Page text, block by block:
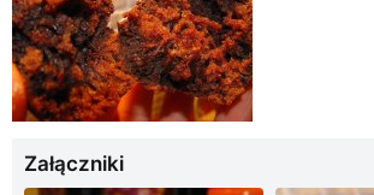
Załączniki